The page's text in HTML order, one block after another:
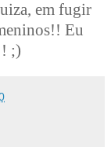
em fugir
Eu
;)